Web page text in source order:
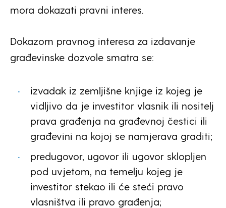
mora dokazati pravni interes.
Dokazom pravnog interesa za izdavanje
građevinske dozvole smatra se:
izvadak iz zemljišne knjige iz kojeg je
vidljivo da je investitor vlasnik ili nositelj
prava građenja na građevnoj čestici ili
građevini na kojoj se namjerava graditi;
predugovor, ugovor ili ugovor sklopljen
pod uvjetom, na temelju kojeg je
investitor stekao ili će steći pravo
vlasništva ili pravo građenja;